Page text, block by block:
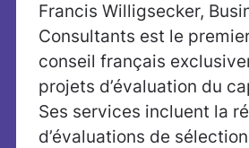
Francis Willigsecker,
Consultants est le
conseil français
projets d’évaluation du
Ses services incluent la
d’évaluations de